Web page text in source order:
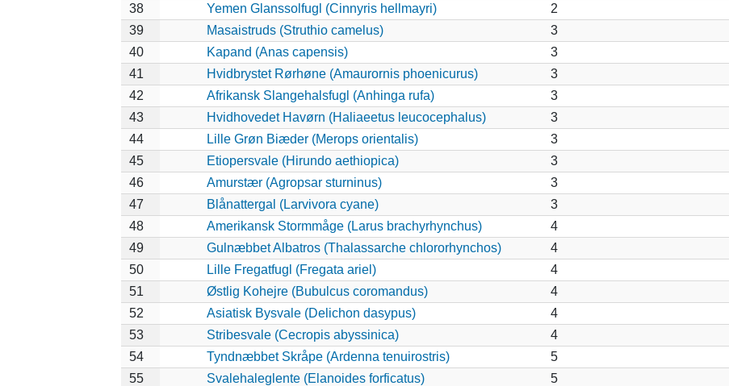
38
Yemen Glanssolfugl (Cinnyris hellmayri)
2
39
Masaistruds (Struthio camelus)
3
40
Kapand (Anas capensis)
3
41
Hvidbrystet Rørhøne (Amaurornis phoenicurus)
3
42
Afrikansk Slangehalsfugl (Anhinga rufa)
3
43
Hvidhovedet Havørn (Haliaeetus leucocephalus)
3
44
Lille Grøn Biæder (Merops orientalis)
3
45
Etiopersvale (Hirundo aethiopica)
3
46
Amurstær (Agropsar sturninus)
3
47
Blånattergal (Larvivora cyane)
3
48
Amerikansk Stormmåge (Larus brachyrhynchus)
4
49
Gulnæbbet Albatros (Thalassarche chlororhynchos)
4
50
Lille Fregatfugl (Fregata ariel)
4
51
Østlig Kohejre (Bubulcus coromandus)
4
52
Asiatisk Bysvale (Delichon dasypus)
4
53
Stribesvale (Cecropis abyssinica)
4
54
Tyndnæbbet Skråpe (Ardenna tenuirostris)
5
55
Svalehaleglente (Elanoides forficatus)
5